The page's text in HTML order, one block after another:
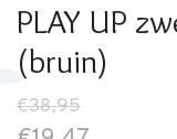
PLAY UP
(bruin)
€38,95